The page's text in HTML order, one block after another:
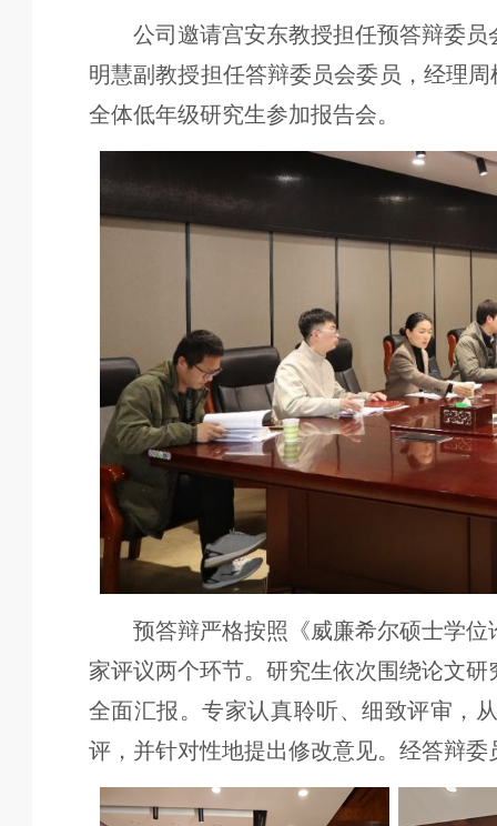
公司邀请宫安东教授担任预答辩委
明慧副教授担任答辩委员会委员，经理
全体低年级研究生参加报告会。
预答辩严格按照《威廉希尔硕士学
家评议两个环节。研究生依次围绕论文
全面汇报。专家认真聆听、细致评审，
评，并针对性地提出修改意见。经答辩